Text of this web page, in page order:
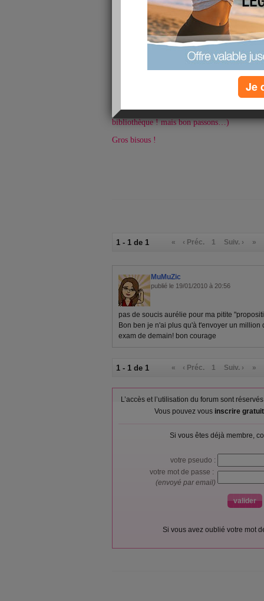
vais tout défoncer j’en suis sure ! J’ai un
Vivement le 6 février que je partes à la
Niveau alimentaire, j’ai bien tout respecté
le faire ! :-) Je résiste toujours à la
mesure que la semaine avance, c’est de
bon ! Il le faut, c’est un challenge personnel !
Bonne soirée moi je retourne à mes
bibliothèque, je trouve ça motivant d’être
pousse à bosser aussi ! (Bien que
bibliothèque ! mais bon passons…)
Gros bisous !
1 - 1 de 1 « ‹ Préc. 1 Suiv. › »
MuMuZic
publié le 19/01/2010 à 20:56
pas de soucis aurélie pour ma pitite
Bon ben je n'ai plus qu'à t'envoyer un
exam de demain! bon courage
1 - 1 de 1 « ‹ Préc. 1 Suiv. › »
L’accès et l’utilisation du forum sont
Vous pouvez vous inscrire
Si vous êtes déjà membre,
votre pseudo :
votre mot de passe :
(envoyé par email)
Si vous avez oublié votre mot
Je